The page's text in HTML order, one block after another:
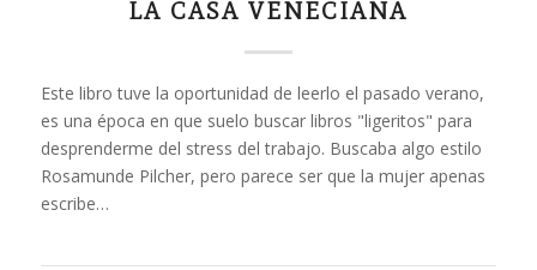
LA CASA VENECIANA
Este libro tuve la oportunidad de leerlo el pasado verano,
es una época en que suelo buscar libros "ligeritos" para
desprenderme del stress del trabajo. Buscaba algo estilo
Rosamunde Pilcher, pero parece ser que la mujer apenas
escribe…